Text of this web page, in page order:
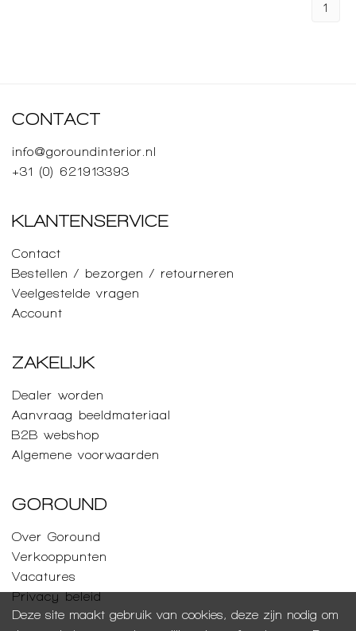
1
Deze site maakt gebruik van cookies, deze zijn nodig om
CONTACT
info@goroundinterior.nl
+31 (0) 621913393
KLANTENSERVICE
Contact
Bestellen / bezorgen / retourneren
Veelgestelde vragen
Account
ZAKELIJK
Dealer worden
Aanvraag beeldmateriaal
B2B webshop
Algemene voorwaarden
GOROUND
Over Goround
Verkooppunten
Vacatures
Privacy beleid